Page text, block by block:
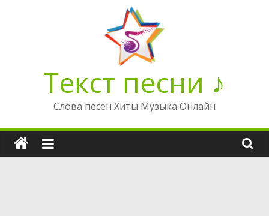
Текст песни ♪
Слова песен Хиты Музыка Онлайн